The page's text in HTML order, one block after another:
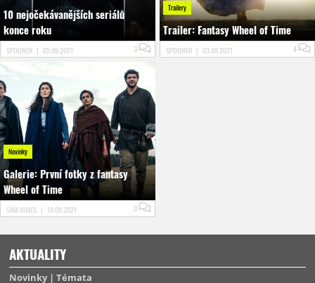
10 nejočekávanějších seriálů
konce roku
SPOONER | 05.09.2021 3
Trailery
Trailer: Fantasy Wheel of Time
SPOONER | 03.09.2021 4
Novinky
Galerie: První fotky z fantasy
Wheel of Time
SAM.VIMES | 19.08.2021 0
AKTUALITY
Novinky Témata